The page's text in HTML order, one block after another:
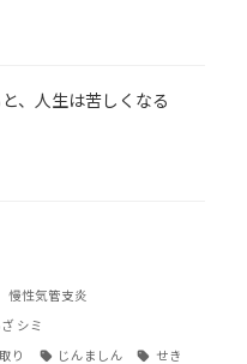
、人生は苦しくなる
性気管支炎
シミ
り じんましん せき